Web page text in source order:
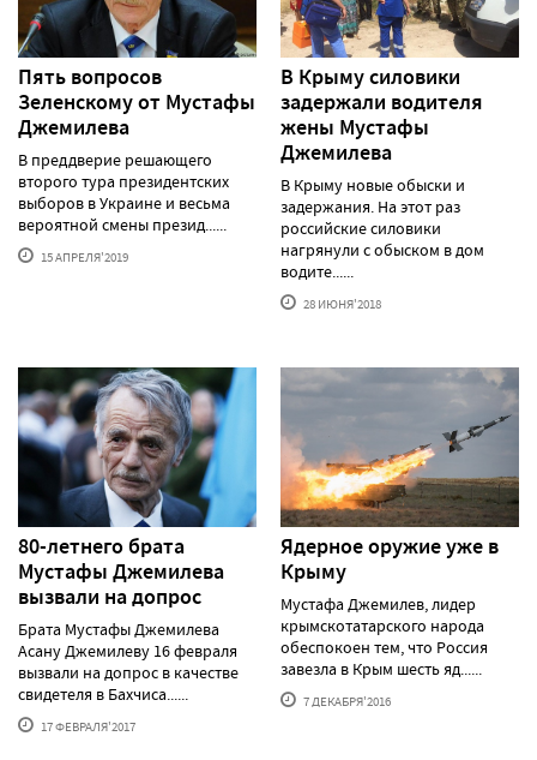
Пять вопросов
Зеленскому от Мустафы
Джемилева
В преддверие решающего
второго тура президентских
выборов в Украине и весьма
вероятной смены презид......
15 АПРЕЛЯ'2019
В Крыму силовики
задержали водителя
жены Мустафы
Джемилева
В Крыму новые обыски и
задержания. На этот раз
российские силовики
нагрянули с обыском в дом
водите......
28 ИЮНЯ'2018
80-летнего брата
Мустафы Джемилева
вызвали на допрос
Брата Мустафы Джемилева
Асану Джемилеву 16 февраля
вызвали на допрос в качестве
свидетеля в Бахчиса......
17 ФЕВРАЛЯ'2017
Ядерное оружие уже в
Крыму
Мустафа Джемилев, лидер
крымскотатарского народа
обеспокоен тем, что Россия
завезла в Крым шесть яд......
7 ДЕКАБРЯ'2016